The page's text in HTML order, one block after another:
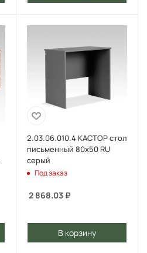
2.03.06.010.4 КАСТОР стол
письменный 80х50 RU
серый
Под заказ
2 868.03 ₽
В корзину